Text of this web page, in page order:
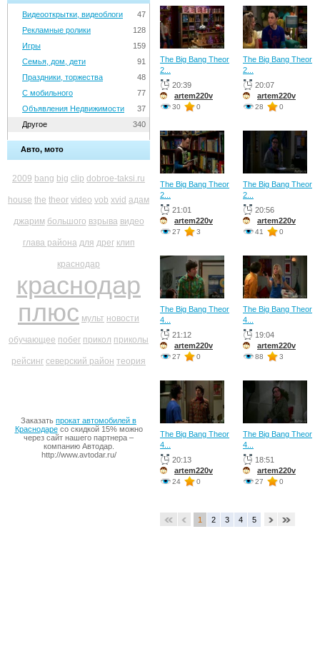
47
Видеооткрытки, видеоблоги
128
Рекламные ролики
159
Игры
91
Семья, дом, дети
48
Праздники, торжества
77
С мобильного
37
Объявления Недвижимости
340
Другое
Авто, мото
2009 bang big clip dobroe-taksi.ru
house the theor video vob xvid адам
джарим большого взрыва видео
глава района для дрег клип
краснодар
краснодар
плюс мульт новости
обучающее побег прикол приколы
рейсинг северский район теория
Заказать прокат автомобилей в
Краснодаресо скидкой 15% можно
через сайт нашего партнера –
компанию Автодар.
http://www.avtodar.ru/
The Big Bang Theor
2...
20:39
artem220v
30 0
The Big Bang Theor
2...
20:07
artem220v
28 0
The Big Bang Theor
2...
21:01
artem220v
27 3
The Big Bang Theor
2...
20:56
artem220v
41 0
The Big Bang Theor
4...
21:12
artem220v
27 0
The Big Bang Theor
4...
19:04
artem220v
88 3
The Big Bang Theor
4...
20:13
artem220v
24 0
The Big Bang Theor
4...
18:51
artem220v
27 0
1 2 3 4 5